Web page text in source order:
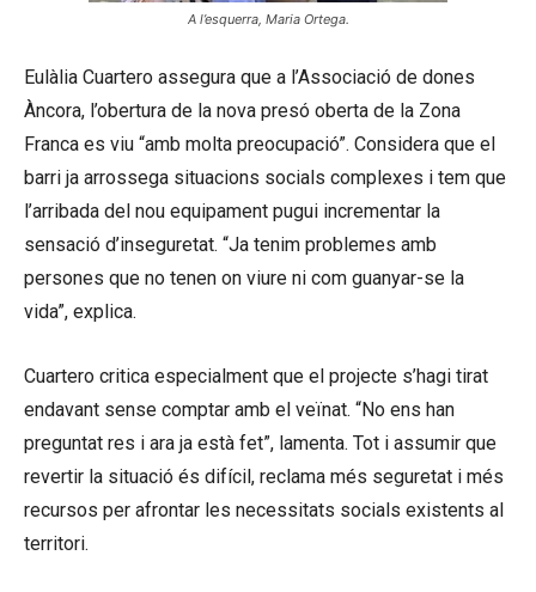
A l’esquerra, Maria Ortega.
Eulàlia Cuartero assegura que a l’Associació de dones
Àncora, l’obertura de la nova presó oberta de la Zona
Franca es viu “amb molta preocupació”. Considera que el
barri ja arrossega situacions socials complexes i tem que
l’arribada del nou equipament pugui incrementar la
sensació d’inseguretat. “Ja tenim problemes amb
persones que no tenen on viure ni com guanyar-se la
vida”, explica.
Cuartero critica especialment que el projecte s’hagi tirat
endavant sense comptar amb el veïnat. “No ens han
preguntat res i ara ja està fet”, lamenta. Tot i assumir que
revertir la situació és difícil, reclama més seguretat i més
recursos per afrontar les necessitats socials existents al
territori.